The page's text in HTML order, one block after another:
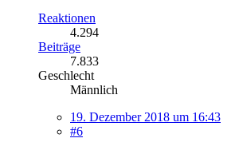
Reaktionen
4.294
Beiträge
7.833
Geschlecht
Männlich
19. Dezember 2018 um 16:43
#6